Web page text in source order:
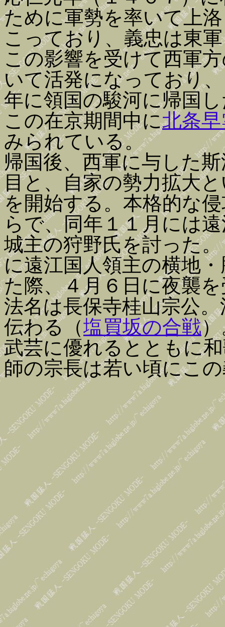
ために軍勢を率いて上
こっており、義忠は東
この影響を受けて西軍
いて活発になっており
年に領国の駿河に帰国
この在京期間中に北条
みられている。
帰国後、西軍に与した
目と、自家の勢力拡大
を開始する。本格的な
らで、同年１１月には
城主の狩野氏を討った
に遠江国人領主の横地
た際、４月６日に夜襲
法名は長保寺桂山宗公
伝わる（塩買坂の合戦
武芸に優れるとともに
師の宗長は若い頃にこ